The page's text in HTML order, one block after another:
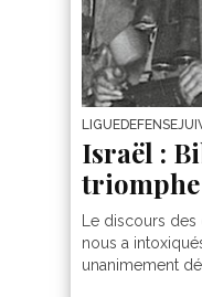
Israël :
triomphe
Le discours des
nous a
unanimement